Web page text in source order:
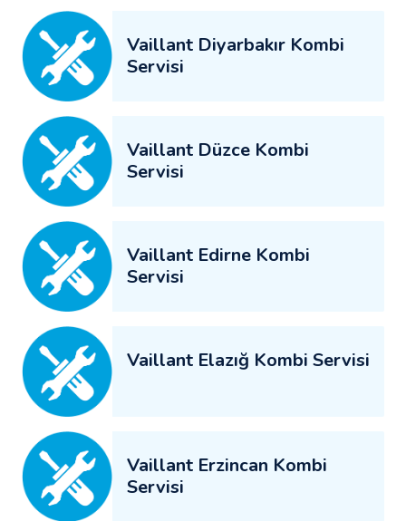
Vaillant Diyarbakır Kombi
Servisi
Vaillant Düzce Kombi
Servisi
Vaillant Edirne Kombi
Servisi
Vaillant Elazığ Kombi Servisi
Vaillant Erzincan Kombi
Servisi